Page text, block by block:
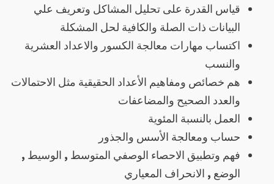
قياس القدرة على تحليل المشاكل وتعريف علي
البيانات ذات الصلة والكافية لحل المشكلة
اكتساب مهارات معالجة الكسور والاعداد العشرية
والنسب
هم خصائص ومفاهيم الأعداد الحقيقية مثل الاحتمالات
والعدد الصحيح والمضاعفات
العمل بالنسبة المئوية
حساب ومعالجة الأسس والجذور
فهم وتطبيق الاحصاء الوصفي المتوسط , الوسيط ,
الوضع , الانحراف المعياري